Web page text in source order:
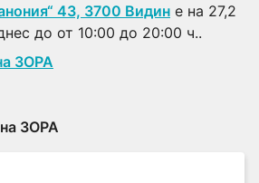
43, 3700 Видин е на 27,2
до от 10:00 до 20:00 ч..
ЗОРА
ЗОРА